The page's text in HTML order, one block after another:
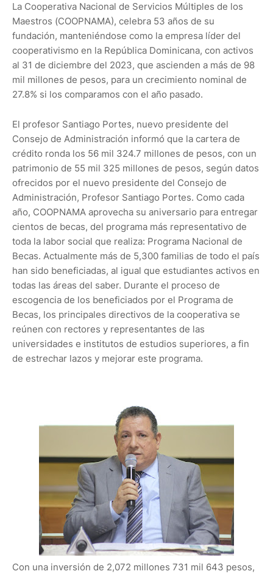
La Cooperativa Nacional de Servicios Múltiples de los
Maestros (COOPNAMA), celebra 53 años de su
fundación, manteniéndose como la empresa líder del
cooperativismo en la República Dominicana, con activos
al 31 de diciembre del 2023, que ascienden a más de 98
mil millones de pesos, para un crecimiento nominal de
27.8% si los comparamos con el año pasado.
El profesor Santiago Portes, nuevo presidente del
Consejo de Administración informó que la cartera de
crédito ronda los 56 mil 324.7 millones de pesos, con un
patrimonio de 55 mil 325 millones de pesos, según datos
ofrecidos por el nuevo presidente del Consejo de
Administración, Profesor Santiago Portes. Como cada
año, COOPNAMA aprovecha su aniversario para entregar
cientos de becas, del programa más representativo de
toda la labor social que realiza: Programa Nacional de
Becas. Actualmente más de 5,300 familias de todo el país
han sido beneficiadas, al igual que estudiantes activos en
todas las áreas del saber. Durante el proceso de
escogencia de los beneficiados por el Programa de
Becas, los principales directivos de la cooperativa se
reúnen con rectores y representantes de las
universidades e institutos de estudios superiores, a fin
de estrechar lazos y mejorar este programa.
Con una inversión de 2,072 millones 731 mil 643 pesos,